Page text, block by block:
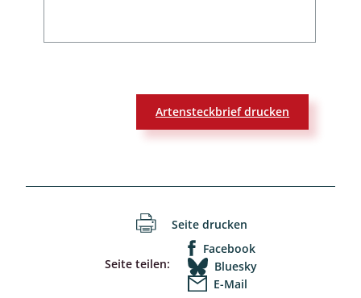
Artensteckbrief drucken
Seite drucken
Seite teilen:
Facebook
Bluesky
E-Mail